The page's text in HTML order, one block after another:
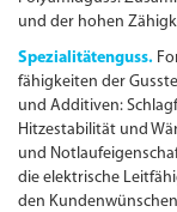
und der hohen
Spezialitätenguss.
fähigkeiten der
und Additiven:
Hitzestabilität und
und
die elektrische
den